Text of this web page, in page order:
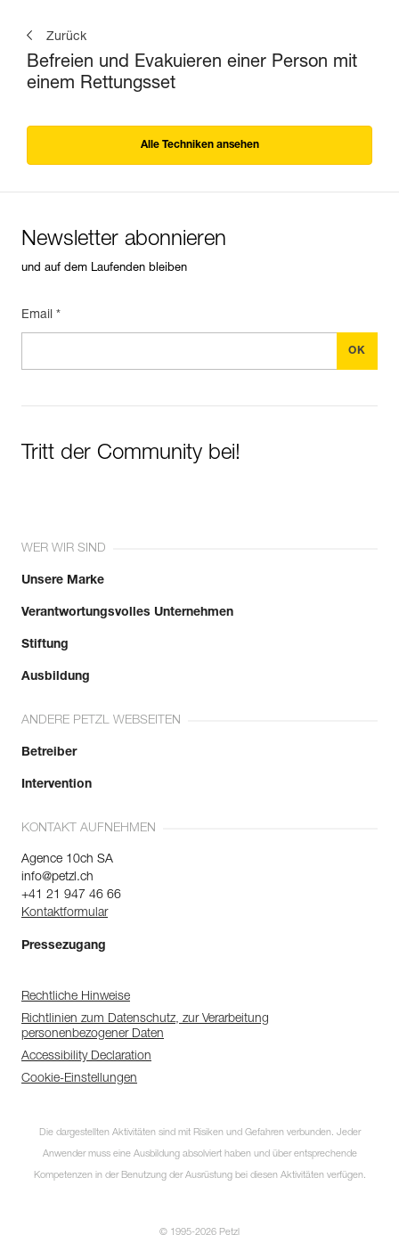
Zurück
Befreien und Evakuieren einer Person mit
einem Rettungsset
Alle Techniken ansehen
Newsletter abonnieren
und auf dem Laufenden bleiben
Email *
Tritt der Community bei!
WER WIR SIND
Unsere Marke
Verantwortungsvolles Unternehmen
Stiftung
Ausbildung
ANDERE PETZL WEBSEITEN
Betreiber
Intervention
KONTAKT AUFNEHMEN
Agence 10ch SA
info@petzl.ch
+41 21 947 46 66
Kontaktformular
Pressezugang
Rechtliche Hinweise
Richtlinien zum Datenschutz, zur Verarbeitung
personenbezogener Daten
Accessibility Declaration
Cookie-Einstellungen
Die dargestellten Aktivitäten sind mit Risiken und Gefahren verbunden. Jeder
Anwender muss eine Ausbildung absolviert haben und über entsprechende
Kompetenzen in der Benutzung der Ausrüstung bei diesen Aktivitäten verfügen.
© 1995-2026 Petzl